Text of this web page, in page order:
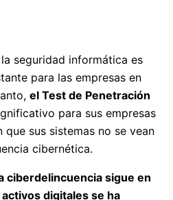
seguridad informática es
para las empresas en
el Test de Penetración
para sus empresas
sus sistemas no se vean
cibernética.
ciberdelincuencia sigue en
digitales se ha